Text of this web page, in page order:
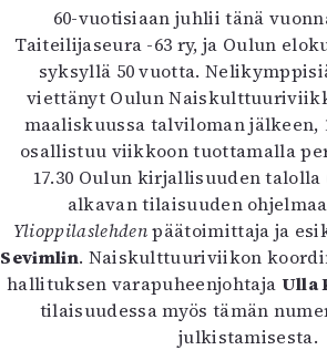
60-vuotisiaan juhlii tänä
Taiteilijaseura -63 ry, ja Oulun
syksyllä 50 vuotta.
viettänyt Oulun
maaliskuussa talviloman jälkeen,
osallistuu viikkoon tuottamalla
17.30 Oulun kirjallisuuden
alkavan tilaisuuden
Ylioppilaslehdenpäätoimittaja ja
Sevimlin. Naiskulttuuriviikon
hallituksen varapuheenjohtaja Ulla
tilaisuudessa myös tämän
julkistamisesta.